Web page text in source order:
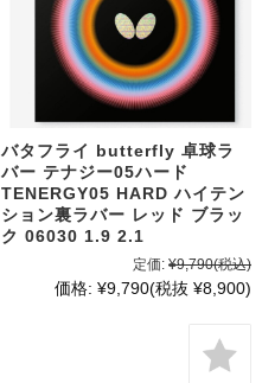
バタフライ butterfly 卓球ラ
バー テナジー05ハード
TENERGY05 HARD ハイテン
ション裏ラバー レッド ブラッ
ク 06030 1.9 2.1
定価: ¥9,790(税込)
価格: ¥9,790(税抜 ¥8,900)